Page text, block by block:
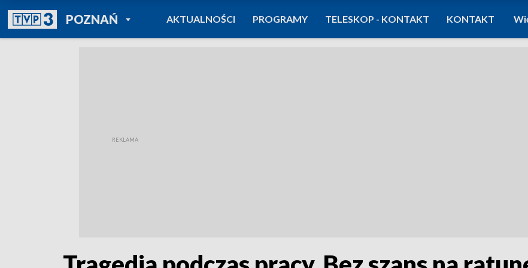
POZNAŃPOWRÓT DO
TVP REGIONY
AKTUALNOŚCI PROGRAMY TELESKOP - KONTAKT KONTAKT